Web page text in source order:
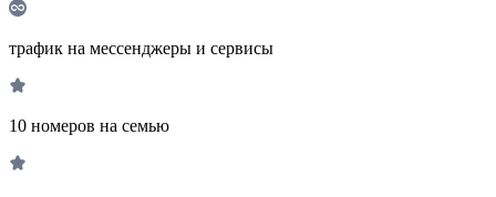
трафик на мессенджеры и сервисы
10 номеров на семью